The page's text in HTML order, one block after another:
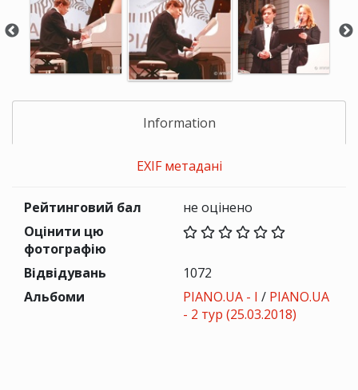
Information
EXIF метадані
Рейтинговий бал
не оцінено
Оцінити цю
фотографію
Відвідувань
1072
Альбоми
PIANO.UA - I / PIANO.UA
- 2 тур (25.03.2018)